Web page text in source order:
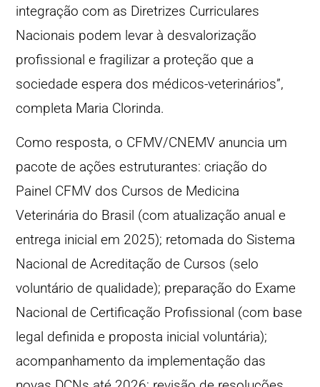
integração com as Diretrizes Curriculares
Nacionais podem levar à desvalorização
profissional e fragilizar a proteção que a
sociedade espera dos médicos-veterinários”,
completa Maria Clorinda.
Como resposta, o CFMV/CNEMV anuncia um
pacote de ações estruturantes: criação do
Painel CFMV dos Cursos de Medicina
Veterinária do Brasil (com atualização anual e
entrega inicial em 2025); retomada do Sistema
Nacional de Acreditação de Cursos (selo
voluntário de qualidade); preparação do Exame
Nacional de Certificação Profissional (com base
legal definida e proposta inicial voluntária);
acompanhamento da implementação das